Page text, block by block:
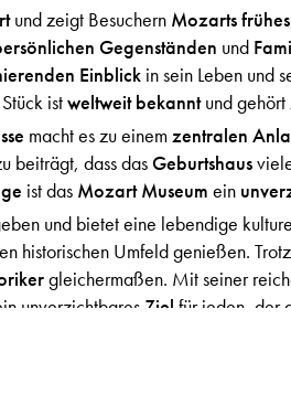
und zeigt Besuchern Mozarts
Gegenständen und
Einblickin sein Leben und
istweltweit bekanntund gehört
macht es zu einemzentralen
beiträgt, dass dasGeburtshaus
ist das Mozart Museum ein
und bietet eine lebendige
historischen Umfeld genießen.
gleichermaßen. Mit seiner
unverzichtbaresZiel für jeden, der